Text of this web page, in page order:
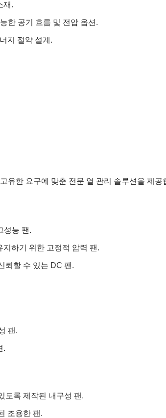
재.
한 공기 흐름 및 전압 옵션.
지 절약 설계.
유한 요구에 맞춘 전문 열 관리 솔루션을 제공
성능 팬.
하기 위한 고정적 압력 팬.
뢰할 수 있는 DC 팬.
팬.
.
도록 제작된 내구성 팬.
조용한 팬.